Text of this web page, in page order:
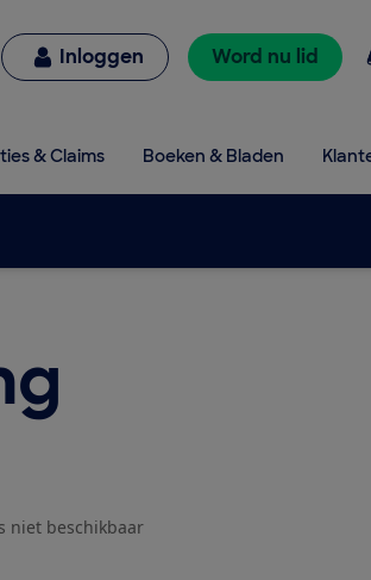
Inloggen Word nu lid
& Claims Boeken & Bladen
niet beschikbaar